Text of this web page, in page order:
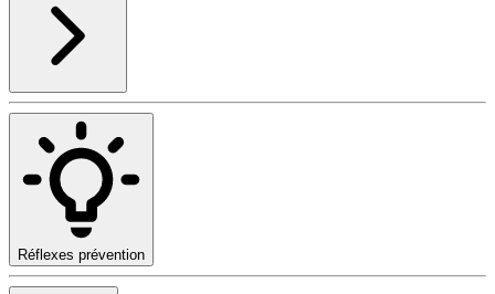
Réflexes prévention